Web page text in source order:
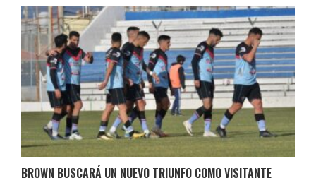
BROWN BUSCARÁ UN NUEVO TRIUNFO COMO VISITANTE